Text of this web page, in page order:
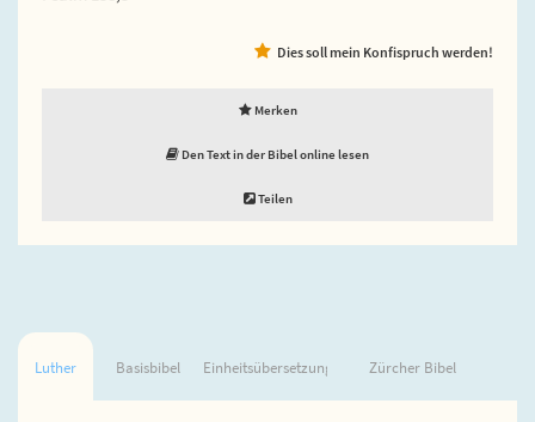
Dies soll mein Konfispruch werden!
Merken
Den Text in der Bibel online lesen
Teilen
Luther Basisbibel Einheitsübersetzung Zürcher Bibel